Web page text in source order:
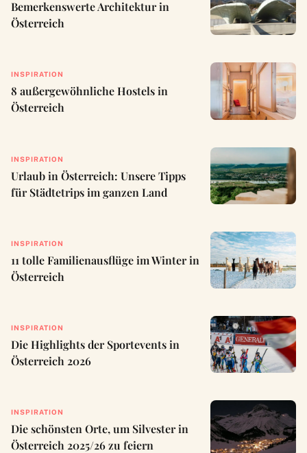
Bemerkenswerte Architektur in
Österreich
INSPIRATION
8 außergewöhnliche Hostels in
Österreich
INSPIRATION
Urlaub in Österreich: Unsere Tipps
für Städtetrips im ganzen Land
INSPIRATION
11 tolle Familienausflüge im Winter in
Österreich
INSPIRATION
Die Highlights der Sportevents in
Österreich 2026
INSPIRATION
Die schönsten Orte, um Silvester in
Österreich 2025/26 zu feiern